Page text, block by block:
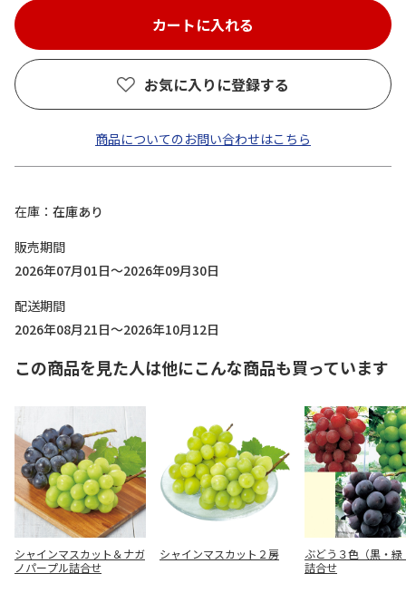
お気に入りに登録する
商品についてのお問い合わせはこちら
在庫
在庫あり
販売期間
2026年07月01日～2026年09月30日
配送期間
2026年08月21日～2026年10月12日
この商品を見た人は他にこんな商品も買っています
シャインマスカット＆ナガ
ノパープル詰合せ
シャインマスカット２房
ぶどう３色（黒・緑
詰合せ